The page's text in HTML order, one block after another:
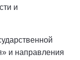
и
и направления